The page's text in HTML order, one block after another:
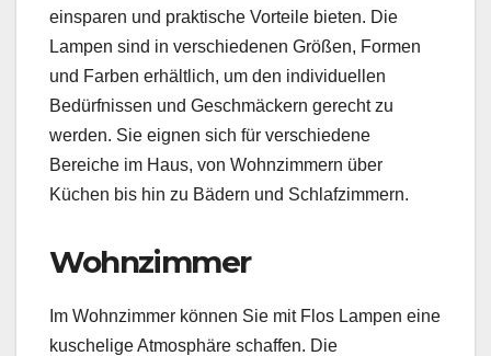
einsparen und praktische Vorteile bieten. Die
Lampen sind in verschiedenen Größen, Formen
und Farben erhältlich, um den individuellen
Bedürfnissen und Geschmäckern gerecht zu
werden. Sie eignen sich für verschiedene
Bereiche im Haus, von Wohnzimmern über
Küchen bis hin zu Bädern und Schlafzimmern.
Wohnzimmer
Im Wohnzimmer können Sie mit Flos Lampen eine
kuschelige Atmosphäre schaffen. Die